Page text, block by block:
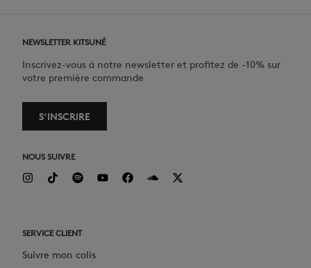
NEWSLETTER KITSUNÉ
Inscrivez-vous à notre newsletter et profitez de -10% sur
votre première commande
S‘INSCRIRE
NOUS SUIVRE
SERVICE CLIENT
Suivre mon colis